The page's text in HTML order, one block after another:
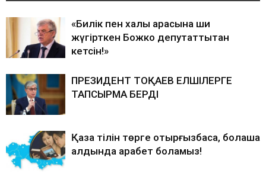
«Билік пен халық арасына ши
жүгірткен Божко депутаттықтан
кетсін!»
ПРЕЗИДЕНТ ТОҚАЕВ ЕЛШІЛЕРГЕ
ТАПСЫРМА БЕРДІ
Қазақ тілін төрге отырғызбасақ, болашақ
алдында қарабет боламыз!